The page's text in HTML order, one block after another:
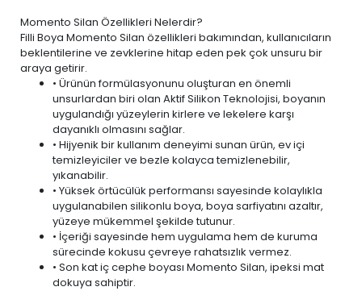
Momento Silan Özellikleri Nelerdir?
Filli Boya Momento Silan özellikleri bakımından, kullanıcıların
beklentilerine ve zevklerine hitap eden pek çok unsuru bir
araya getirir.
• Ürünün formülasyonunu oluşturan en önemli
unsurlardan biri olan Aktif Silikon Teknolojisi, boyanın
uygulandığı yüzeylerin kirlere ve lekelere karşı
dayanıklı olmasını sağlar.
• Hijyenik bir kullanım deneyimi sunan ürün, ev içi
temizleyiciler ve bezle kolayca temizlenebilir,
yıkanabilir.
• Yüksek örtücülük performansı sayesinde kolaylıkla
uygulanabilen silikonlu boya, boya sarfiyatını azaltır,
yüzeye mükemmel şekilde tutunur.
• İçeriği sayesinde hem uygulama hem de kuruma
sürecinde kokusu çevreye rahatsızlık vermez.
• Son kat iç cephe boyası Momento Silan, ipeksi mat
dokuya sahiptir.